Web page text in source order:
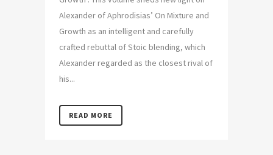
Alexander of Aphrodisias’ On Mixture and
Growth as an intelligent and carefully
crafted rebuttal of Stoic blending, which
Alexander regarded as the closest rival of
his...
READ MORE